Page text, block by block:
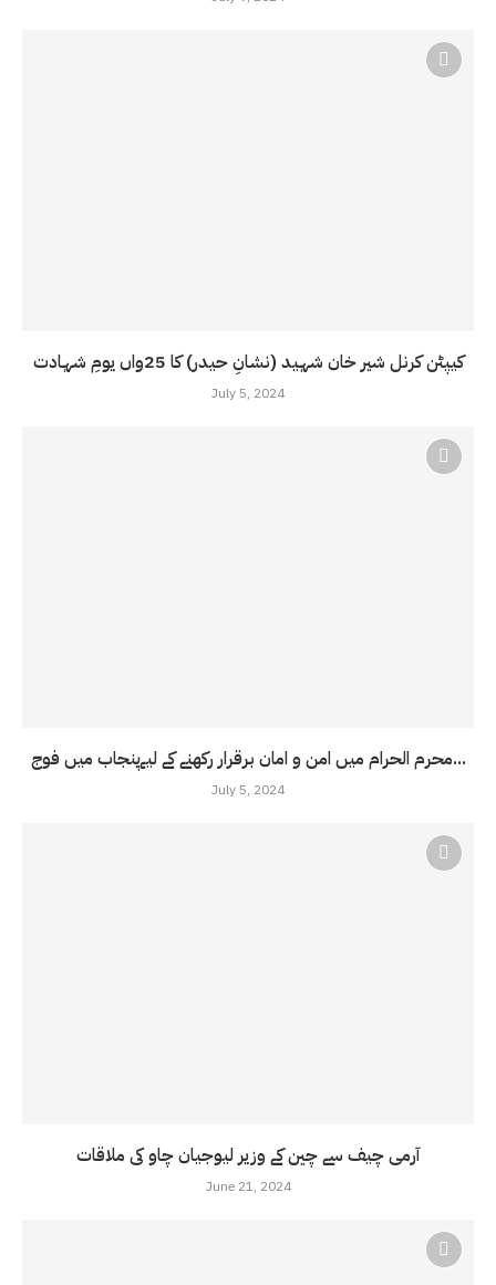
کیپٹن کرنل شیر خان شہید (نشانِ حیدر) کا 25واں یومِ شہادت
July 5, 2024
محرم الحرام میں امن و امان برقرار رکھنے کے لیےپنجاب میں فوج...
July 5, 2024
آرمی چیف سے چین کے وزیر لیوجیان چاو کی ملاقات
June 21, 2024